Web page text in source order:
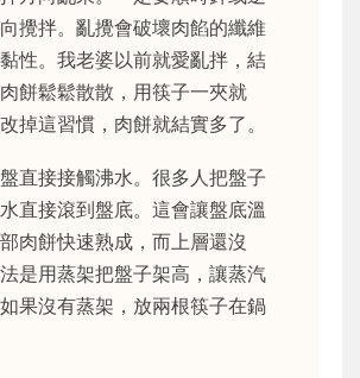
攪拌。亂攪會破壞肉餡的纖維
性。我老婆以前就愛亂拌，結
餅鬆鬆散散，用筷子一夾就
掉這習慣，肉餅就結實多了。
直接接觸沸水。很多人把盤子
直接滾到盤底。這會讓盤底溫
肉餅快速熟成，而上層還沒
是用蒸架把盤子架高，讓蒸汽
果沒有蒸架，放兩根筷子在鍋